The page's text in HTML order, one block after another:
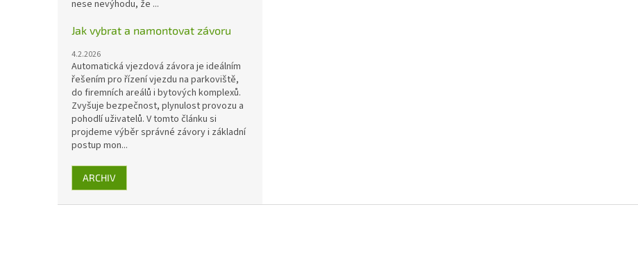
nese nevýhodu, že ...
Jak vybrat a namontovat závoru
4.2.2026
Automatická vjezdová závora je ideálním
řešením pro řízení vjezdu na parkoviště,
do firemních areálů i bytových komplexů.
Zvyšuje bezpečnost, plynulost provozu a
pohodlí uživatelů. V tomto článku si
projdeme výběr správné závory i základní
postup mon...
ARCHIV